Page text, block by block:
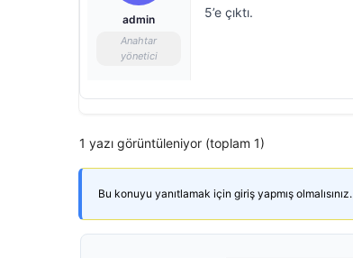
admin
Anahtar
yönetici
5’e çıktı.
1 yazı görüntüleniyor (toplam 1)
Bu konuyu yanıtlamak için giriş yapmış olmalısınız.